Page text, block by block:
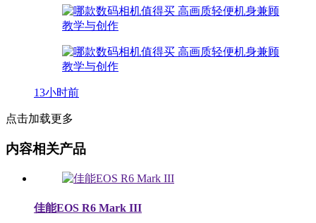
13小时前
点击加载更多
内容相关产品
佳能EOS R6 Mark III